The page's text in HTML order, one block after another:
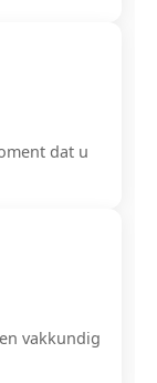
dat u
vakkundig